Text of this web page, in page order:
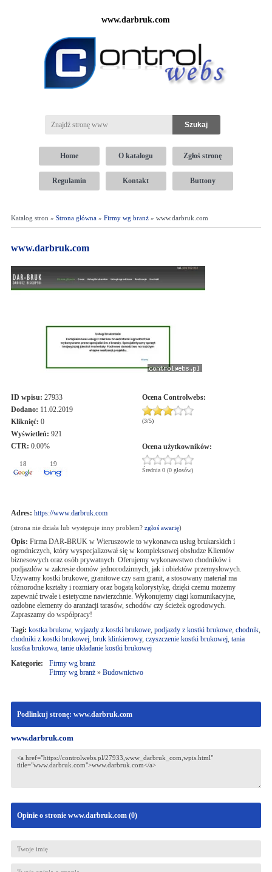
www.darbruk.com
Home O katalogu Zgłoś stronę
Regulamin Kontakt Buttony
Katalog stron » Strona główna» Firmy wg branż» www.darbruk.com
www.darbruk.com
ID wpisu: 27933
Dodano: 11.02.2019
Kliknięć: 0
Wyświetleń: 921
CTR: 0.00%
18 19
Ocena Controlwebs:
(3/5)
Ocena użytkowników:
Średnia 0 (0 głosów)
Adres: https://www.darbruk.com
(strona nie działa lub występuje inny problem? zgłoś awarię)
Opis: Firma DAR-BRUK w Wieruszowie to wykonawca usług brukarskich i
ogrodniczych, który wyspecjalizował się w kompleksowej obsłudze Klientów
biznesowych oraz osób prywatnych. Oferujemy wykonawstwo chodników i
podjazdów w zakresie domów jednorodzinnych, jak i obiektów przemysłowych.
Używamy kostki brukowe, granitowe czy sam granit, a stosowany materiał ma
różnorodne kształty i rozmiary oraz bogatą kolorystykę, dzięki czemu możemy
zapewnić trwałe i estetyczne nawierzchnie. Wykonujemy ciągi komunikacyjne,
ozdobne elementy do aranżacji tarasów, schodów czy ścieżek ogrodowych.
Zapraszamy do współpracy!
Tagi: kostka brukow, wyjazdy z kostki brukowe, podjazdy z kostki brukowe, chodnik,
chodniki z kostki brukowej, bruk klinkierowy, czyszczenie kostki brukowej, tania
kostka brukowa, tanie układanie kostki brukowej
Kategorie:
Firmy wg branż
Firmy wg branż» Budownictwo
Podlinkuj stronę: www.darbruk.com
www.darbruk.com
Opinie o stronie www.darbruk.com (0)